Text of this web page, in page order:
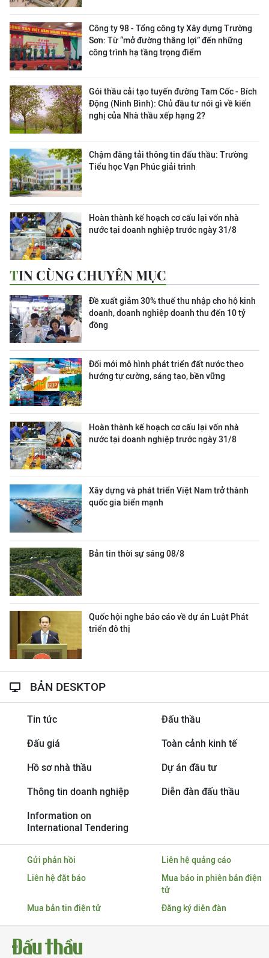
Công ty 98 - Tổng công ty Xây dựng Trường
Sơn: Từ “mở đường thắng lợi” đến những
công trình hạ tầng trọng điểm
Gói thầu cải tạo tuyến đường Tam Cốc - Bích
Động (Ninh Bình): Chủ đầu tư nói gì về kiến
nghị của Nhà thầu xếp hạng 2?
Chậm đăng tải thông tin đấu thầu: Trường
Tiểu học Vạn Phúc giải trình
Hoàn thành kế hoạch cơ cấu lại vốn nhà
nước tại doanh nghiệp trước ngày 31/8
TIN CÙNG CHUYÊN MỤC
Đề xuất giảm 30% thuế thu nhập cho hộ kinh
doanh, doanh nghiệp doanh thu đến 10 tỷ
đồng
Đổi mới mô hình phát triển đất nước theo
hướng tự cường, sáng tạo, bền vững
Hoàn thành kế hoạch cơ cấu lại vốn nhà
nước tại doanh nghiệp trước ngày 31/8
Xây dựng và phát triển Việt Nam trở thành
quốc gia biển mạnh
Bản tin thời sự sáng 08/8
Quốc hội nghe báo cáo về dự án Luật Phát
triển đô thị
BẢN DESKTOP
Tin tức Đấu thầu
Đấu giá Toàn cảnh kinh tế
Hồ sơ nhà thầu Dự án đầu tư
Thông tin doanh nghiệp Diễn đàn đấu thầu
Information on
International Tendering
Gửi phản hồi
Liên hệ quảng cáo
Liên hệ đặt báo
Mua báo in phiên bản điện
tử
Mua bản tin điện tử
Đăng ký diễn đàn